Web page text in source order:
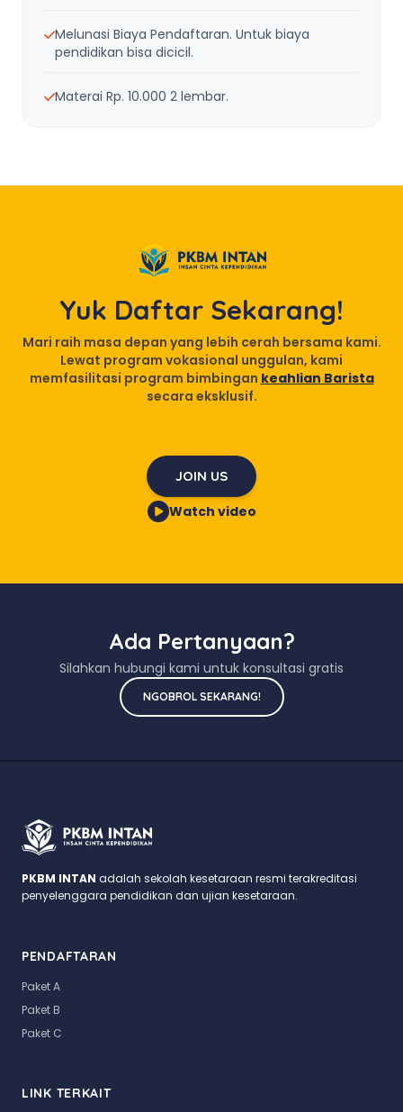
Melunasi Biaya Pendaftaran. Untuk biaya
pendidikan bisa dicicil.
Materai Rp. 10.000 2 lembar.
Yuk Daftar Sekarang!
Mari raih masa depan yang lebih cerah bersama kami.
Lewat program vokasional unggulan, kami
memfasilitasi program bimbingan keahlian Barista
secara eksklusif.
JOIN US
Watch video
Ada Pertanyaan?
Silahkan hubungi kami untuk konsultasi gratis
NGOBROL SEKARANG!
PKBM INTAN adalah sekolah kesetaraan resmi terakreditasi
penyelenggara pendidikan dan ujian kesetaraan.
PENDAFTARAN
Paket A
Paket B
Paket C
LINK TERKAIT